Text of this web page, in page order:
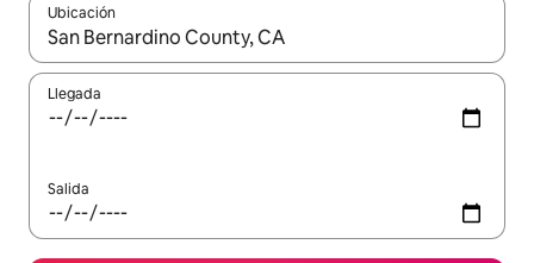
Ubicación
Cuando los resultados estén disponibles, podrás navegar
Llegada
Salida